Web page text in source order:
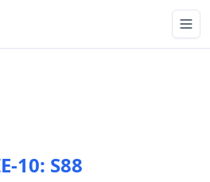
10: S88